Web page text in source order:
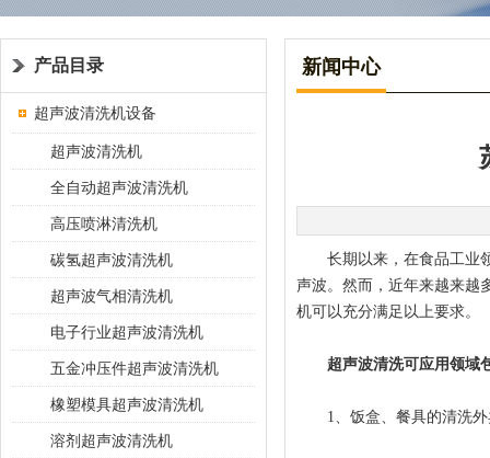
产品目录
超声波清洗机设备
超声波清洗机
全自动超声波清洗机
高压喷淋清洗机
碳氢超声波清洗机
超声波气相清洗机
电子行业超声波清洗机
五金冲压件超声波清洗机
橡塑模具超声波清洗机
溶剂超声波清洗机
新闻中心
长期以来，在食品工业领
声波。然而，近年来越来越
机可以充分满足以上要求。
超声波清洗可应用领域
1、饭盒、餐具的清洗外